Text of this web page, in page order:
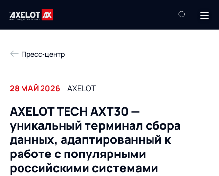
Техподдержка
Компания
Продукты
Роботизация
Академия
Услуги
Пресс-центр
Проекты
Пресс-центр
28 МАЙ 2026 AXELOT
AXELOT TECH AXT30 —
уникальный терминал сбора
данных, адаптированный к
работе с популярными
российскими системами